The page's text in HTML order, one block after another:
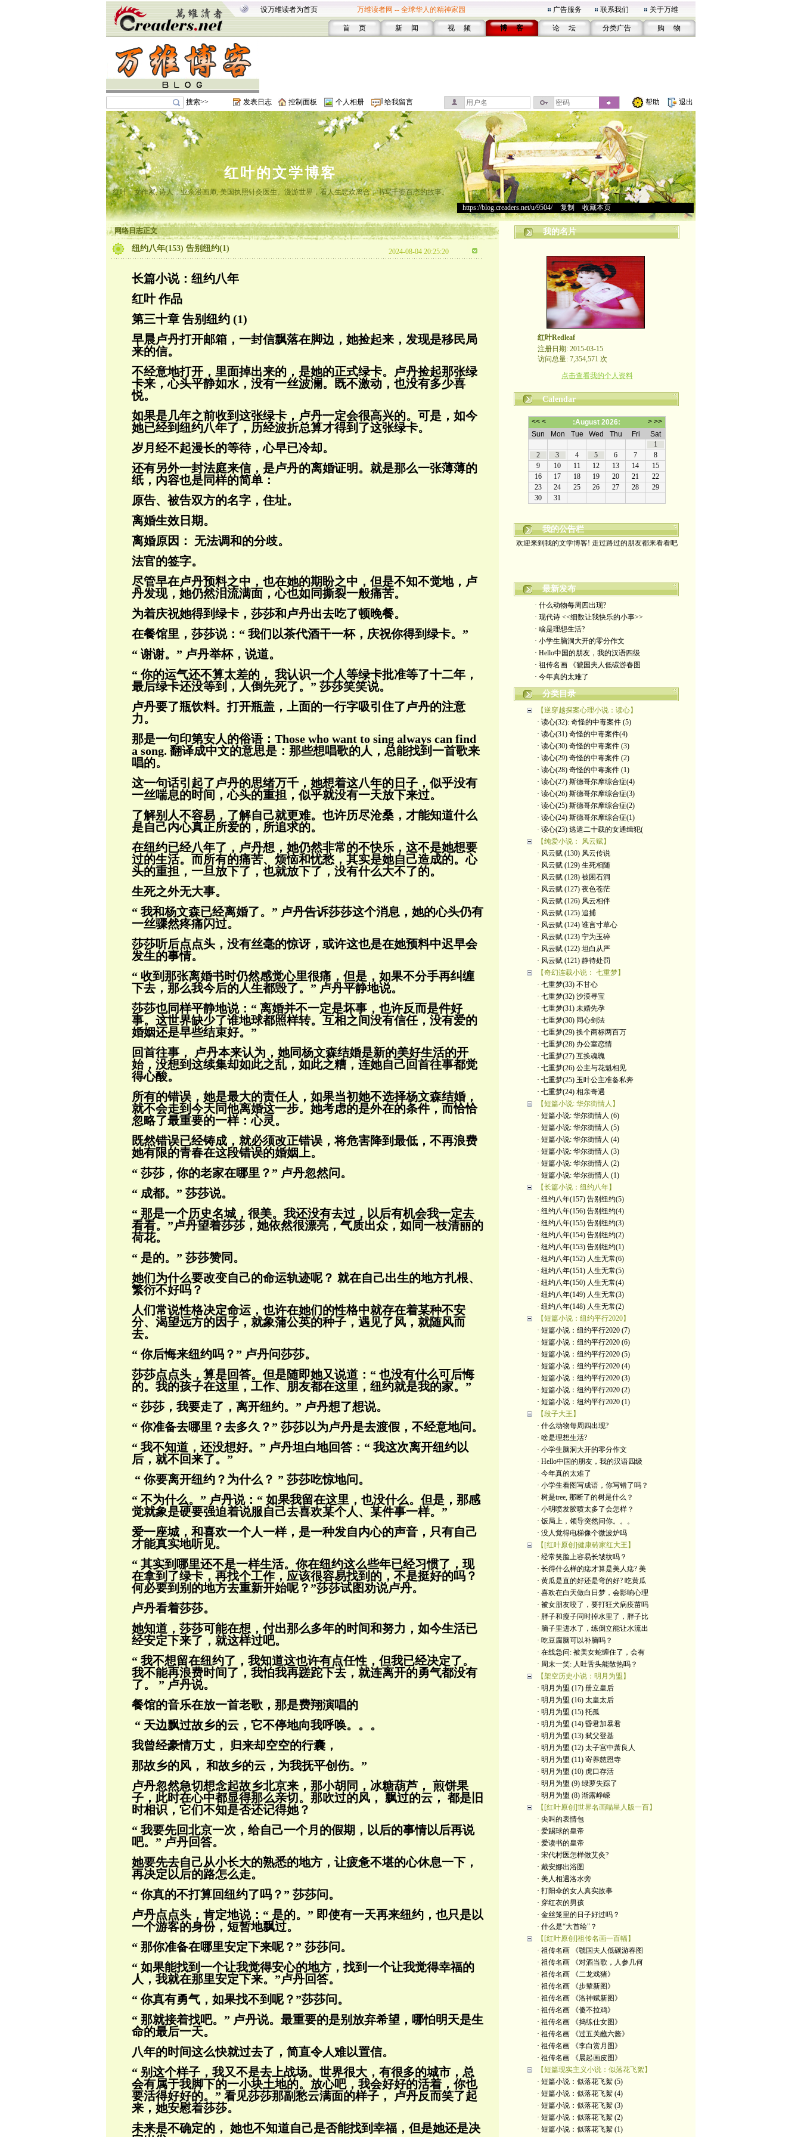
设万维读者为首页 万维读者网 -- 全球华人的精神家园 广告服务 联系我们 关于万维
首 页 新 闻 视 频 博 客 论 坛 分类广告 购 物
搜索>> 发表日志 控制面板 个人相册 给我留言 帮助 退出
红叶的文学博客
红叶，女作家, 诗人，业余漫画师, 美国执照针灸医生。漫游世界，看人生悲欢离合，书写千姿百态的故事。
https://blog.creaders.net/u/9504/> 复制 收藏本页
网络日志正文
纽约八年(153) 告别纽约(1) 2024-08-04 20:25:20
长篇小说：纽约八年
红叶 作品
第三十章 告别纽约 (1)
早晨卢丹打开邮箱，一封信飘落在脚边，她捡起来，发现是移民局
来的信。
不经意地打开，里面掉出来的，是她的正式绿卡。卢丹捡起那张绿
卡来，心头平静如水，没有一丝波澜。既不激动，也没有多少喜
悦。
如果是几年之前收到这张绿卡，卢丹一定会很高兴的。可是，如今
她已经到纽约八年了，历经波折总算才得到了这张绿卡。
岁月经不起漫长的等待，心早已冷却。
还有另外一封法庭来信，是卢丹的离婚证明。就是那么一张薄薄的
纸，内容也是同样的简单：
原告、被告双方的名字，住址。
离婚生效日期。
离婚原因： 无法调和的分歧。
法官的签字。
尽管早在卢丹预料之中，也在她的期盼之中，但是不知不觉地，卢
丹发现，她仍然泪流满面，心也如同撕裂一般痛苦。
为着庆祝她得到绿卡，莎莎和卢丹出去吃了顿晚餐。
在餐馆里，莎莎说：“ 我们以茶代酒干一杯，庆祝你得到绿卡。”
“ 谢谢。” 卢丹举杯，说道。
“ 你的运气还不算太差的， 我认识一个人等绿卡批准等了十二年，
最后绿卡还没等到，人倒先死了。” 莎莎笑笑说。
卢丹要了瓶饮料。打开瓶盖，上面的一行字吸引住了卢丹的注意
力。
那是一句印第安人的俗语：Those who want to sing always can find
a song. 翻译成中文的意思是：那些想唱歌的人，总能找到一首歌来
唱的。
这一句话引起了卢丹的思绪万千，她想着这八年的日子，似乎没有
一丝喘息的时间，心头的重担，似乎就没有一天放下来过。
了解别人不容易，了解自己就更难。也许历尽沧桑，才能知道什么
是自己内心真正所爱的，所追求的。
在纽约已经八年了，卢丹想，她仍然非常的不快乐，这不是她想要
过的生活。而所有的痛苦、烦恼和忧愁，其实是她自己造成的。心
头的重担，一旦放下了，也就放下了，没有什么大不了的。
生死之外无大事。
“ 我和杨文森已经离婚了。” 卢丹告诉莎莎这个消息，她的心头仍有
一丝骤然疼痛闪过。
莎莎听后点点头，没有丝毫的惊讶，或许这也是在她预料中迟早会
发生的事情。
“ 收到那张离婚书时仍然感觉心里很痛，但是，如果不分手再纠缠
下去，那么我今后的人生都毁了。” 卢丹平静地说。
莎莎也同样平静地说：“ 离婚并不一定是坏事，也许反而是件好
事。这世界缺少了谁地球都照样转。互相之间没有信任，没有爱的
婚姻还是早些结束好。”
回首往事， 卢丹本来认为，她同杨文森结婚是新的美好生活的开
始，没想到这续集却如此之乱，如此之糟，连她自己回首往事都觉
得心酸。
所有的错误，她是最大的责任人，如果当初她不选择杨文森结婚，
就不会走到今天同他离婚这一步。她考虑的是外在的条件，而恰恰
忽略了最重要的一样：心灵。
既然错误已经铸成，就必须改正错误，将危害降到最低，不再浪费
她有限的青春在这段错误的婚姻上。
“ 莎莎，你的老家在哪里？” 卢丹忽然问。
“ 成都。” 莎莎说。
“ 那是一个历史名城，很美。我还没有去过，以后有机会我一定去
看看。”卢丹望着莎莎，她依然很漂亮，气质出众，如同一枝清丽的
荷花。
“ 是的。” 莎莎赞同。
她们为什么要改变自己的命运轨迹呢？ 就在自己出生的地方扎根、
繁衍不好吗？
人们常说性格决定命运，也许在她们的性格中就存在着某种不安
分、渴望远方的因子，就象蒲公英的种子，遇见了风，就随风而
去。
“ 你后悔来纽约吗？” 卢丹问莎莎。
莎莎点点头，算是回答。但是随即她又说道：“ 也没有什么可后悔
的。我的孩子在这里，工作、朋友都在这里，纽约就是我的家。”
“ 莎莎，我要走了，离开纽约。” 卢丹想了想说。
“ 你准备去哪里？去多久？” 莎莎以为卢丹是去渡假，不经意地问。
“ 我不知道，还没想好。” 卢丹坦白地回答：“ 我这次离开纽约以
后，就不回来了。”
“ 你要离开纽约？为什么？ ” 莎莎吃惊地问。
“ 不为什么。” 卢丹说：“ 如果我留在这里，也没什么。但是，那感
觉就象是硬要强迫着说服自己去喜欢某个人、某件事一样。”
爱一座城，和喜欢一个人一样，是一种发自内心的声音，只有自己
才能真实地听见。
“ 其实到哪里还不是一样生活。你在纽约这么些年已经习惯了，现
在拿到了绿卡， 再找个工作，应该很容易找到的，不是挺好的吗？
何必要到别的地方去重新开始呢？”莎莎试图劝说卢丹。
卢丹看着莎莎。
她知道，莎莎可能在想，付出那么多年的时间和努力，如今生活已
经安定下来了， 就这样过吧。
“ 我不想留在纽约了，我知道这也许有点任性，但我已经决定了。
我不能再浪费时间了，我怕我再蹉跎下去，就连离开的勇气都没有
了。 ” 卢丹说。
餐馆的音乐在放一首老歌，那是费翔演唱的
“ 天边飘过故乡的云，它不停地向我呼唤。。。
我曾经豪情万丈， 归来却空空的行囊，
那故乡的风， 和故乡的云，为我抚平创伤。”
卢丹忽然急切想念起故乡北京来，那小胡同，冰糖葫芦， 煎饼果
子，此时在心中都显得那么亲切。那吹过的风， 飘过的云， 都是旧
时相识，它们不知是否还记得她？
“ 我要先回北京一次，给自己一个月的假期，以后的事情以后再说
吧。” 卢丹回答。
她要先去自己从小长大的熟悉的地方，让疲惫不堪的心休息一下，
再决定以后的路怎么走。
“ 你真的不打算回纽约了吗？” 莎莎问。
卢丹点点头，肯定地说：“ 是的。” 即使有一天再来纽约，也只是以
一个游客的身份，短暂地飘过。
“ 那你准备在哪里安定下来呢？” 莎莎问。
“ 如果能找到一个让我觉得安心的地方，找到一个让我觉得幸福的
人，我就在那里安定下来。”卢丹回答。
“ 你真有勇气，如果找不到呢？”莎莎问。
“ 那就接着找吧。” 卢丹说。最重要的是别放弃希望，哪怕明天是生
命的最后一天。
八年的时间这么快就过去了，简直令人难以置信。
“ 别这个样子，我又不是去上战场。世界很大，有很多的城市，总
会有属于我脚下的一小块土地的。放心吧，我会好好的活着，你也
要活得好好的。” 看见莎莎那副愁云满面的样子， 卢丹反而笑了起
来，她安慰着莎莎。
未来是不确定的， 她也不知道自己是否能找到幸福，但是她还是决
我的名片
红叶Redleaf
注册日期: 2015-03-15
访问总量: 7,354,571 次
点击查看我的个人资料
Calendar
我的公告栏
欢迎来到我的文学博客! 走过路过的朋友都来看看吧
最新发布
· 什么动物每周四出现?
· 现代诗 <<细数让我快乐的小事>>
· 啥是理想生活?
· 小学生脑洞大开的零分作文
· Hello中国的朋友，我的汉语四级
· 祖传名画 《虢国夫人低碳游春图
· 今年真的太难了
分类目录
【逆穿越探案心理小说：读心】
· 读心(32): 奇怪的中毒案件 (5)
· 读心(31) 奇怪的中毒案件(4)
· 读心(30) 奇怪的中毒案件 (3)
· 读心(29) 奇怪的中毒案件 (2)
· 读心(28) 奇怪的中毒案件 (1)
· 读心(27) 斯德哥尔摩综合症(4)
· 读心(26) 斯德哥尔摩综合症(3)
· 读心(25) 斯德哥尔摩综合症(2)
· 读心(24) 斯德哥尔摩综合症(1)
· 读心(23) 逃遁二十载的女通缉犯(
【纯爱小说： 风云赋】
· 风云赋 (130) 风云传说
· 风云赋 (129) 生死相随
· 风云赋 (128) 被困石洞
· 风云赋 (127) 夜色苍茫
· 风云赋 (126) 风云相伴
· 风云赋 (125) 追捕
· 风云赋 (124) 谁言寸草心
· 风云赋 (123) 宁为玉碎
· 风云赋 (122) 坦白从严
· 风云赋 (121) 静待处罚
【奇幻连载小说： 七重梦】
· 七重梦(33) 不甘心
· 七重梦(32) 沙漠寻宝
· 七重梦(31) 未婚先孕
· 七重梦(30) 同心剑法
· 七重梦(29) 换个商标两百万
· 七重梦(28) 办公室恋情
· 七重梦(27) 互换魂魄
· 七重梦(26) 公主与花魁相见
· 七重梦(25) 玉叶公主准备私奔
· 七重梦(24) 相亲奇遇
【短篇小说: 华尔街情人】
· 短篇小说: 华尔街情人 (6)
· 短篇小说: 华尔街情人 (5)
· 短篇小说: 华尔街情人 (4)
· 短篇小说: 华尔街情人 (3)
· 短篇小说: 华尔街情人 (2)
· 短篇小说: 华尔街情人 (1)
【长篇小说：纽约八年】
· 纽约八年(157) 告别纽约(5)
· 纽约八年(156) 告别纽约(4)
· 纽约八年(155) 告别纽约(3)
· 纽约八年(154) 告别纽约(2)
· 纽约八年(153) 告别纽约(1)
· 纽约八年(152) 人生无常(6)
· 纽约八年(151) 人生无常(5)
· 纽约八年(150) 人生无常(4)
· 纽约八年(149) 人生无常(3)
· 纽约八年(148) 人生无常(2)
【短篇小说：纽约平行2020】
· 短篇小说：纽约平行2020 (7)
· 短篇小说：纽约平行2020 (6)
· 短篇小说：纽约平行2020 (5)
· 短篇小说：纽约平行2020 (4)
· 短篇小说：纽约平行2020 (3)
· 短篇小说：纽约平行2020 (2)
· 短篇小说：纽约平行2020 (1)
【段子大王】
· 什么动物每周四出现?
· 啥是理想生活?
· 小学生脑洞大开的零分作文
· Hello中国的朋友，我的汉语四级
· 今年真的太难了
· 小学生看图写成语，你写错了吗？
· 树是tree, 那断了的树是什么？
· 小明喷发胶喷太多了会怎样？
· 饭局上，领导突然问你。。。
· 没人觉得电梯像个微波炉吗
【[红叶原创]健康砖家红大王】
· 经常笑脸上容易长皱纹吗？
· 长得什么样的痣才算是美人痣? 美
· 黄瓜是直的好还是弯的好? 吃黄瓜
· 喜欢在白天做白日梦，会影响心理
· 被女朋友咬了，要打狂犬病疫苗吗
· 胖子和瘦子同时掉水里了，胖子比
· 脑子里进水了，练倒立能让水流出
· 吃豆腐脑可以补脑吗？
· 在线急问: 被美女蛇缠住了，会有
· 周末一笑: 人吐舌头能散热吗？
【架空历史小说：明月为盟】
· 明月为盟 (17) 册立皇后
· 明月为盟 (16) 太皇太后
· 明月为盟 (15) 托孤
· 明月为盟 (14) 昏君加暴君
· 明月为盟 (13) 弑父登基
· 明月为盟 (12) 太子宫中萧良人
· 明月为盟 (11) 寄养慈恩寺
· 明月为盟 (10) 虎口存活
· 明月为盟 (9) 绿萝失踪了
· 明月为盟 (8) 渐露峥嵘
【[红叶原创]世界名画喵星人版一百】
· 尖叫的表情包
· 爱踢球的皇帝
· 爱读书的皇帝
· ​宋代村医怎样做艾灸?
· 戴安娜出浴图
· 美人相遇洛水旁
· 打阳伞的女人真实故事
· 穿红衣的男孩
· 金丝笼里的日子好过吗？
· 什么是“大首绘"？
【[红叶原创]祖传名画一百幅】
· 祖传名画 《虢国夫人低碳游春图
· 祖传名画 《对酒当歌，人参几何
· 祖传名画 《二龙戏猪》
· 祖传名画 《步辇新图》
· 祖传名画 《洛神赋新图》
· 祖传名画 《傻不拉鸡》
· 祖传名画 《捣练仕女图》
· 祖传名画 《过五关蘸六酱》
· 祖传名画 《李白赏月图》
· 祖传名画 《晨起画皮图》
【短篇现实主义小说：似落花飞絮】
· 短篇小说：似落花飞絮 (5)
· 短篇小说：似落花飞絮 (4)
· 短篇小说：似落花飞絮 (3)
· 短篇小说：似落花飞絮 (2)
· 短篇小说：似落花飞絮 (1)